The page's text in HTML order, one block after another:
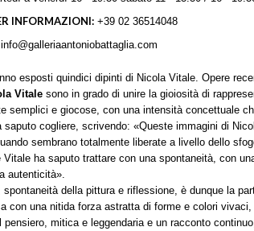
INFORMAZIONI: +39 02 36514048
info@galleriaantoniobattaglia.com
esposti quindici dipinti di Nicola Vitale. Opere
Vitale sono in grado di unire la gioiosità di
semplici e giocose, con una intensità concettuale
saputo cogliere, scrivendo: «Queste immagini di
sembrano totalmente liberate a livello dello
Vitale ha saputo trattare con una spontaneità, con
autenticità».
spontaneità della pittura e riflessione, è dunque la
con una nitida forza astratta di forme e colori
pensiero, mitica e leggendaria e un racconto